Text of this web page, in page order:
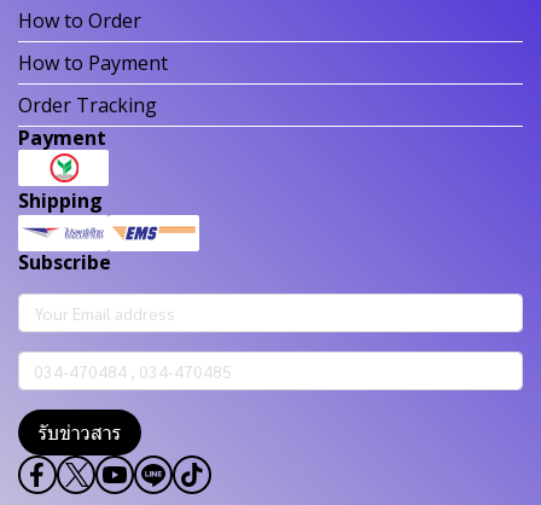
How to Order
How to Payment
Order Tracking
Payment
Shipping
Subscribe
รับข่าวสาร